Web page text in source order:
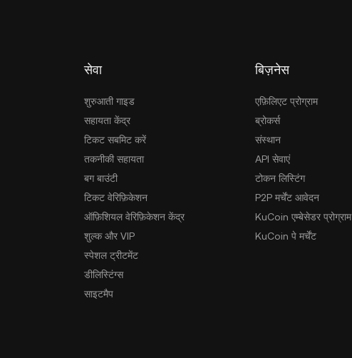
सेवा
शुरुआती गाइड
सहायता केंद्र
टिकट सबमिट करें
तकनीकी सहायता
बग बाउंटी
टिकट वेरिफ़िकेशन
ऑफ़िशियल वेरिफ़िकेशन केंद्र
शुल्क और VIP
स्पेशल ट्रीटमेंट
डीलिस्टिंग्स
साइटमैप
बिज़नेस
एफ़िलिएट प्रोग्राम
ब्रोकर्स
संस्थान
API सेवाएं
टोकन लिस्टिंग
P2P मर्चेंट आवेदन
KuCoin एम्बेसेडर प्रोग्राम
KuCoin पे मर्चेंट